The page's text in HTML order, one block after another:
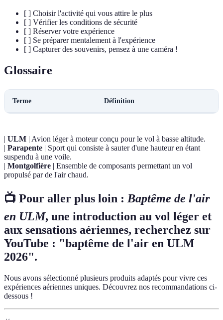
[ ] Choisir l'activité qui vous attire le plus
[ ] Vérifier les conditions de sécurité
[ ] Réserver votre expérience
[ ] Se préparer mentalement à l'expérience
[ ] Capturer des souvenirs, pensez à une caméra !
Glossaire
Terme Définition
| ULM | Avion léger à moteur conçu pour le vol à basse altitude.
| Parapente | Sport qui consiste à sauter d'une hauteur en étant
suspendu à une voile.
| Montgolfière | Ensemble de composants permettant un vol
propulsé par de l'air chaud.
📺 Pour aller plus loin : Baptême de l'air
en ULM, une introduction au vol léger et
aux sensations aériennes, recherchez sur
YouTube : "baptême de l'air en ULM
2026".
Nous avons sélectionné plusieurs produits adaptés pour vivre ces
expériences aériennes uniques. Découvrez nos recommandations ci-
dessous !